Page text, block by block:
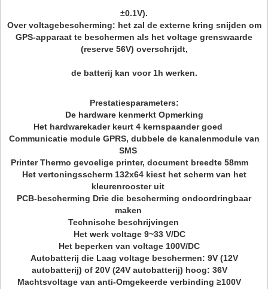
±0.1V).
Over voltagebescherming: het zal de externe kring snijden om
GPS-apparaat te beschermen als het voltage grenswaarde
(reserve 56V) overschrijdt,
de batterij kan voor 1h werken.
Prestatiesparameters:
De hardware kenmerkt Opmerking
Het hardwarekader keurt 4 kernspaander goed
Communicatie module GPRS, dubbele de kanalenmodule van
SMS
Printer Thermo gevoelige printer, document breedte 58mm
Het vertoningsscherm 132x64 kiest het scherm van het
kleurenrooster uit
PCB-bescherming Drie die bescherming ondoordringbaar
maken
Technische beschrijvingen
Het werk voltage 9~33 V/DC
Het beperken van voltage 100V/DC
Autobatterij die Laag voltage beschermen: 9V (12V
autobatterij) of 20V (24V autobatterij) hoog: 36V
Machtsvoltage van anti-Omgekeerde verbinding ≥100V